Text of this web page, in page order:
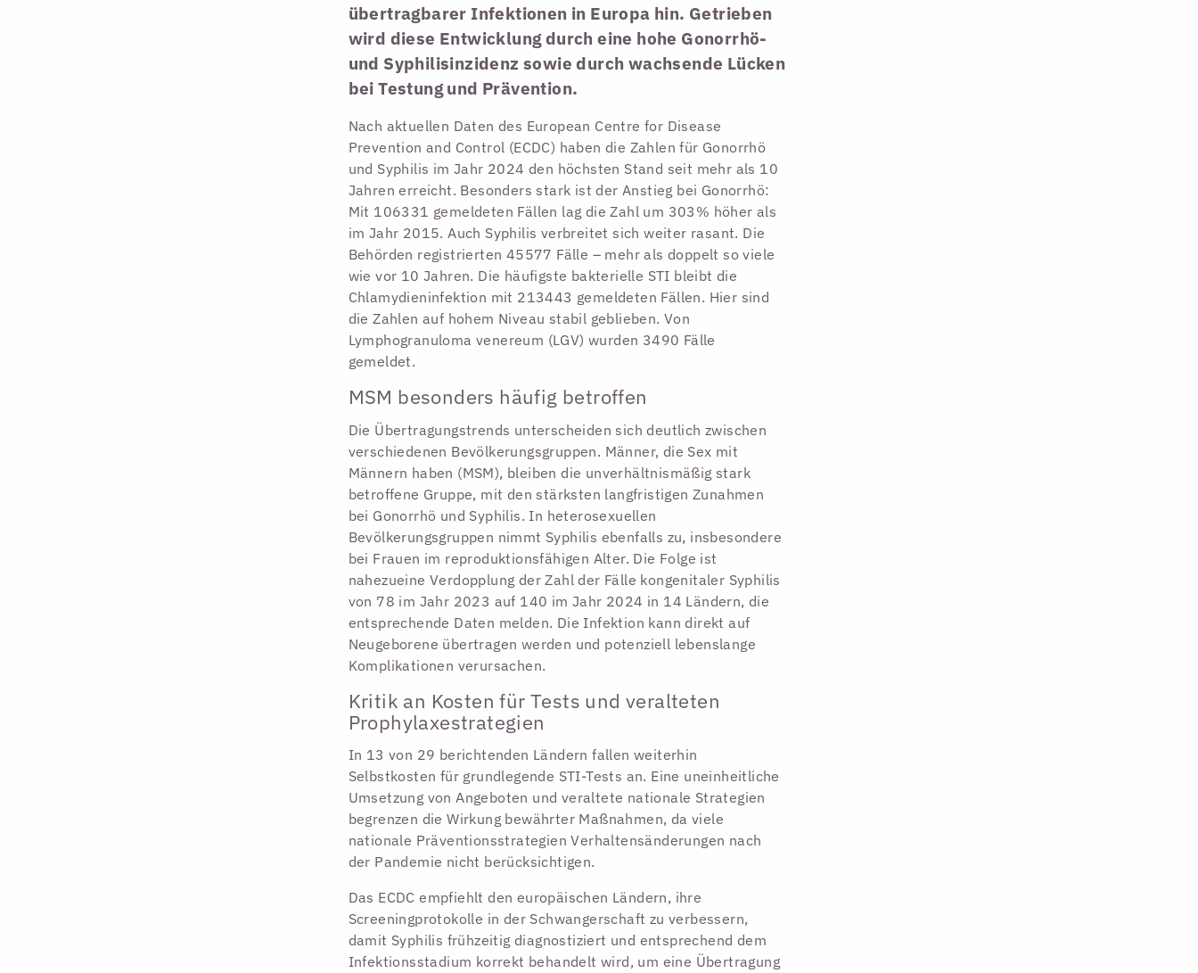
übertragbarer Infektionen in Europa hin. Getrieben
wird diese Entwicklung durch eine hohe Gonorrhö-
und Syphilisinzidenz sowie durch wachsende Lücken
bei Testung und Prävention.
Nach aktuellen Daten des European Centre for Disease
Prevention and Control (ECDC) haben die Zahlen für Gonorrhö
und Syphilis im Jahr 2024 den höchsten Stand seit mehr als 10
Jahren erreicht. Besonders stark ist der Anstieg bei Gonorrhö:
Mit 106331 gemeldeten Fällen lag die Zahl um 303% höher als
im Jahr 2015. Auch Syphilis verbreitet sich weiter rasant. Die
Behörden registrierten 45577 Fälle – mehr als doppelt so viele
wie vor 10 Jahren. Die häufigste bakterielle STI bleibt die
Chlamydieninfektion mit 213443 gemeldeten Fällen. Hier sind
die Zahlen auf hohem Niveau stabil geblieben. Von
Lymphogranuloma venereum (LGV) wurden 3490 Fälle
gemeldet.
MSM besonders häufig betroffen
Die Übertragungstrends unterscheiden sich deutlich zwischen
verschiedenen Bevölkerungsgruppen. Männer, die Sex mit
Männern haben (MSM), bleiben die unverhältnismäßig stark
betroffene Gruppe, mit den stärksten langfristigen Zunahmen
bei Gonorrhö und Syphilis. In heterosexuellen
Bevölkerungsgruppen nimmt Syphilis ebenfalls zu, insbesondere
bei Frauen im reproduktionsfähigen Alter. Die Folge ist
nahezueine Verdopplung der Zahl der Fälle kongenitaler Syphilis
von 78 im Jahr 2023 auf 140 im Jahr 2024 in 14 Ländern, die
entsprechende Daten melden. Die Infektion kann direkt auf
Neugeborene übertragen werden und potenziell lebenslange
Komplikationen verursachen.
Kritik an Kosten für Tests und veralteten
Prophylaxestrategien
In 13 von 29 berichtenden Ländern fallen weiterhin
Selbstkosten für grundlegende STI-Tests an. Eine uneinheitliche
Umsetzung von Angeboten und veraltete nationale Strategien
begrenzen die Wirkung bewährter Maßnahmen, da viele
nationale Präventionsstrategien Verhaltensänderungen nach
der Pandemie nicht berücksichtigen.
Das ECDC empfiehlt den europäischen Ländern, ihre
Screeningprotokolle in der Schwangerschaft zu verbessern,
damit Syphilis frühzeitig diagnostiziert und entsprechend dem
Infektionsstadium korrekt behandelt wird, um eine Übertragung